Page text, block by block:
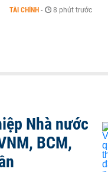
TÀI CHÍNH - 8 phút trước
Nhà nước
BCM,